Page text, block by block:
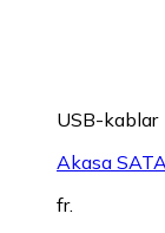
USB-kablar
Akasa
fr.